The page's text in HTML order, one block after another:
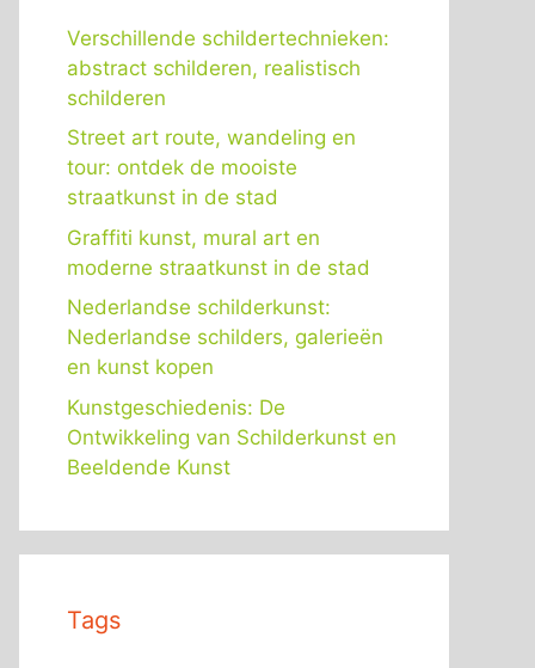
Verschillende schildertechnieken:
abstract schilderen, realistisch
schilderen
Street art route, wandeling en
tour: ontdek de mooiste
straatkunst in de stad
Graffiti kunst, mural art en
moderne straatkunst in de stad
Nederlandse schilderkunst:
Nederlandse schilders, galerieën
en kunst kopen
Kunstgeschiedenis: De
Ontwikkeling van Schilderkunst en
Beeldende Kunst
Tags